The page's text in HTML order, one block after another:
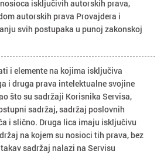
isključivih autorskih prava,
autorskih prava Provajdera i
svih postupaka u punoj zakonskoj
i elemente na kojima isključiva
i druga prava intelektualne svojine
što su sadržaji Korisnika Servisa,
sadržaj, sadržaj poslovnih
i slično. Druga lica imaju isključivu
na kojem su nosioci tih prava, bez
sadržaj nalazi na Servisu